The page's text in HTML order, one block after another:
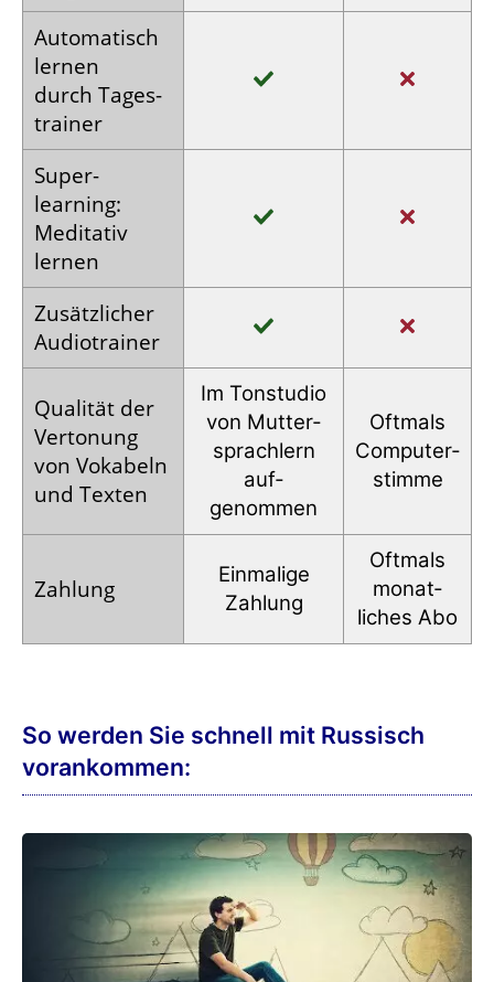
Auto­matisch
lernen
durch Tages­
trainer
Super­
learning:
Meditativ
lernen
Zusätz­licher
Audio­trainer
Qualität der
Vertonung
von Vokabeln
und Texten
Im Tonstudio
von Mutter­
sprachlern
auf­
genommen
Oftmals
Computer­
stimme
Zahlung
Einmalige
Zahlung
Oftmals
monat­
liches Abo
So werden Sie schnell mit Russisch
vorankommen: